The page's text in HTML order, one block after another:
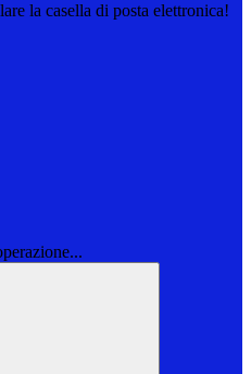
la casella di posta elettronica!